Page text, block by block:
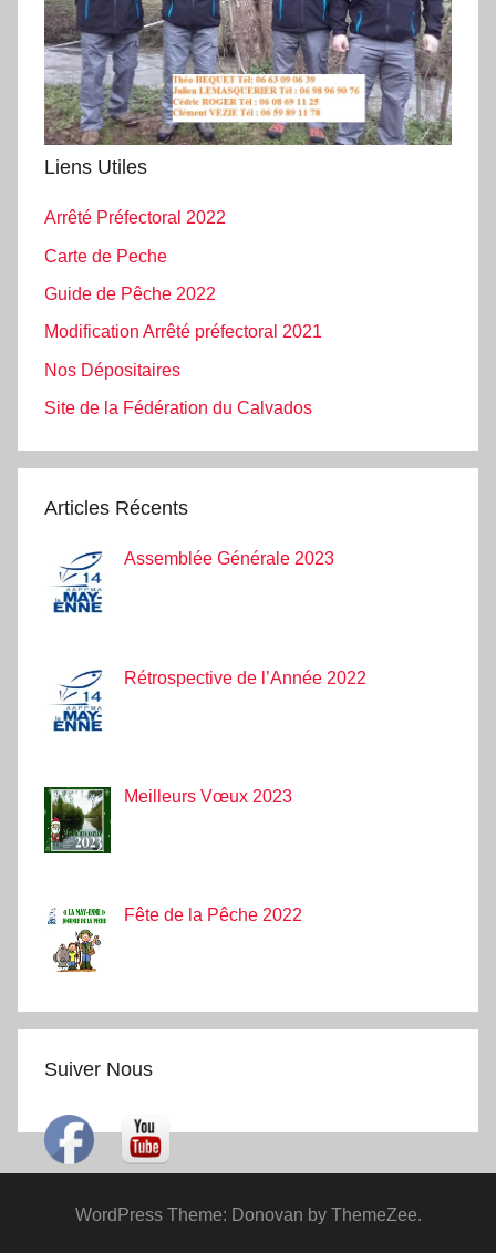
Liens Utiles
Arrêté Préfectoral 2022
Carte de Peche
Guide de Pêche 2022
Modification Arrêté préfectoral 2021
Nos Dépositaires
Site de la Fédération du Calvados
Articles Récents
Assemblée Générale 2023
Rétrospective de l’Année 2022
Meilleurs Vœux 2023
Fête de la Pêche 2022
Suiver Nous
WordPress Theme: Donovan by ThemeZee.